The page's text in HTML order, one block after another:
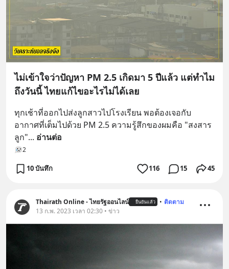
ไม่เข้าใจว่าปัญหา PM 2.5 เกิดมา 5 ปีแล้ว แต่ทำไม
ถึงวันนี้ ไทยแก้ไขอะไรไม่ได้เลย
ทุกเช้าที่ออกไปส่งลูกสาวไปโรงเรียน พอต้องเจอกับ
อากาศที่เต็มไปด้วย PM 2.5 ความรู้สึกของผมคือ "สงสาร
ลูก"... อ่านต่อ
2
10 บันทึก 116 15 45
Thairath Online - ไทยรัฐออนไลน์ ยืนยันแล้ว • ติดตาม
13 ก.พ. 2023 เวลา 02:30 • ข่าว